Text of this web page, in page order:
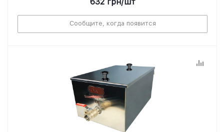
Сообщите, когда появится